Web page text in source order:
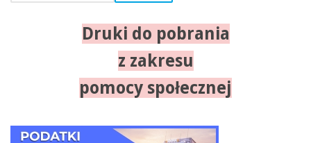
Druki do pobrania
z zakresu
pomocy społecznej